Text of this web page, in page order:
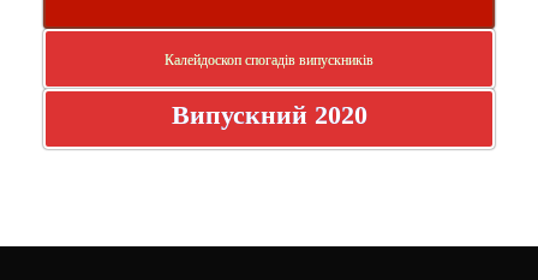
Калейдоскоп спогадів випускників
Випускний 2020